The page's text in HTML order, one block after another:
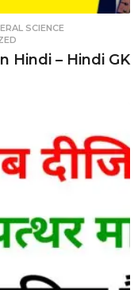
SCIENCE
Hindi – Hindi GK